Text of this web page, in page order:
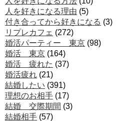
人を好きになる理由 (5)
付き合ってから好きになる (3)
リプレカフェ (272)
婚活パーティー 東京 (98)
婚活 東京 (164)
婚活 疲れた (37)
婚活疲れ (21)
結婚したい (391)
理想のお相手 (17)
結婚 交際期間 (3)
結婚相手 (57)